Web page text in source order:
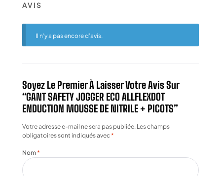
AVIS
Il n’y a pas encore d’avis.
Soyez Le Premier À Laisser Votre Avis Sur
“GANT SAFETY JOGGER ECO ALLFLEXDOT
ENDUCTION MOUSSE DE NITRILE + PICOTS”
Votre adresse e-mail ne sera pas publiée. Les champs
obligatoires sont indiqués avec*
Nom *